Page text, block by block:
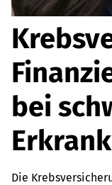
bei
Die